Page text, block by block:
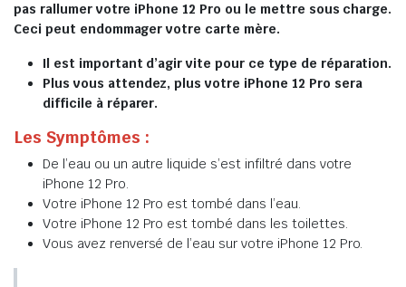
pas rallumer votre iPhone 12 Pro ou le mettre sous charge.
Ceci peut endommager votre carte mère.
Il est important d’agir vite pour ce type de réparation.
Plus vous attendez, plus votre iPhone 12 Pro sera
difficile à réparer.
Les Symptômes :
De l’eau ou un autre liquide s’est infiltré dans votre
iPhone 12 Pro.
Votre iPhone 12 Pro est tombé dans l’eau.
Votre iPhone 12 Pro est tombé dans les toilettes.
Vous avez renversé de l’eau sur votre iPhone 12 Pro.